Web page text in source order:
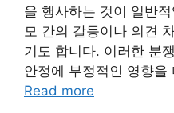
을 행사하는 것이 일반
모 간의 갈등이나 의견
기도 합니다. 이러한 분
안정에 부정적인 영향
Read more